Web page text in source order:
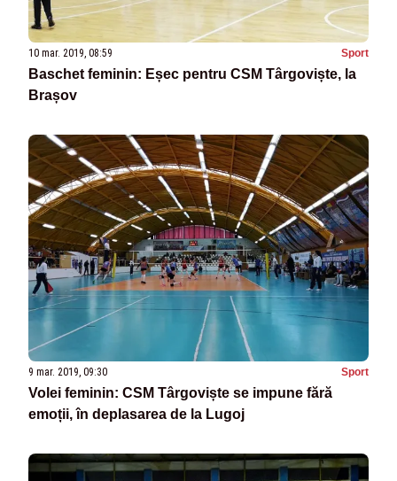
10 mar. 2019, 08:59 Sport
Baschet feminin: Eșec pentru CSM Târgoviște, la
Brașov
9 mar. 2019, 09:30 Sport
Volei feminin: CSM Târgoviște se impune fără
emoții, în deplasarea de la Lugoj